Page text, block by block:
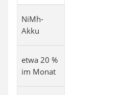
NiMh-
Akku
etwa 20 %
im Monat